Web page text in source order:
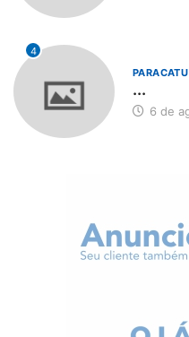
4
...
6 de